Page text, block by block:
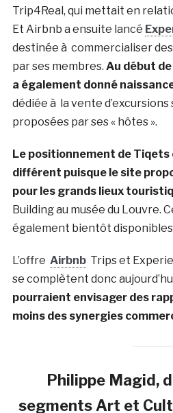
Trip4Real, qui mettait en
Et Airbnb a ensuite lancé
destinée à commercialiser
par ses membres. Au début
a également donné
dédiée à la vente d’excursions
proposées par ses « hôtes ».
Le positionnement de
différent puisque le site
pour les grands lieux
Building au musée du Louvre.
également bientôt disponibles
L’offre AirbnbTrips et
se complètent donc
pourraient envisager des
moins des synergies
Philippe Magid,
segments Art et